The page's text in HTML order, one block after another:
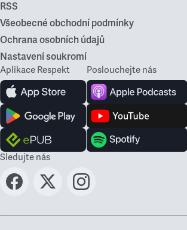
RSS
Všeobecné obchodní podmínky
Ochrana osobních údajů
Nastavení soukromí
Aplikace Respekt Poslouchejte nás
Sledujte nás